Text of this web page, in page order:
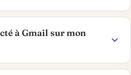
à Gmail sur mon